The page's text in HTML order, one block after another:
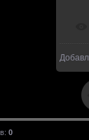
: 0